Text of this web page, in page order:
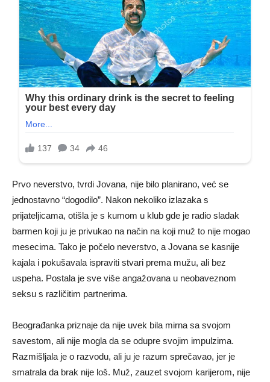
Prvo neverstvo, tvrdi Jovana, nije bilo planirano, već se
jednostavno “dogodilo”. Nakon nekoliko izlazaka s
prijateljicama, otišla je s kumom u klub gde je radio sladak
barmen koji ju je privukao na način na koji muž to nije mogao
mesecima. Tako je počelo neverstvo, a Jovana se kasnije
kajala i pokušavala ispraviti stvari prema mužu, ali bez
uspeha. Postala je sve više angažovana u neobaveznom
seksu s različitim partnerima.
Beograđanka priznaje da nije uvek bila mirna sa svojom
savestom, ali nije mogla da se odupre svojim impulzima.
Razmišljala je o razvodu, ali ju je razum sprečavao, jer je
smatrala da brak nije loš. Muž, zauzet svojom karijerom, nije